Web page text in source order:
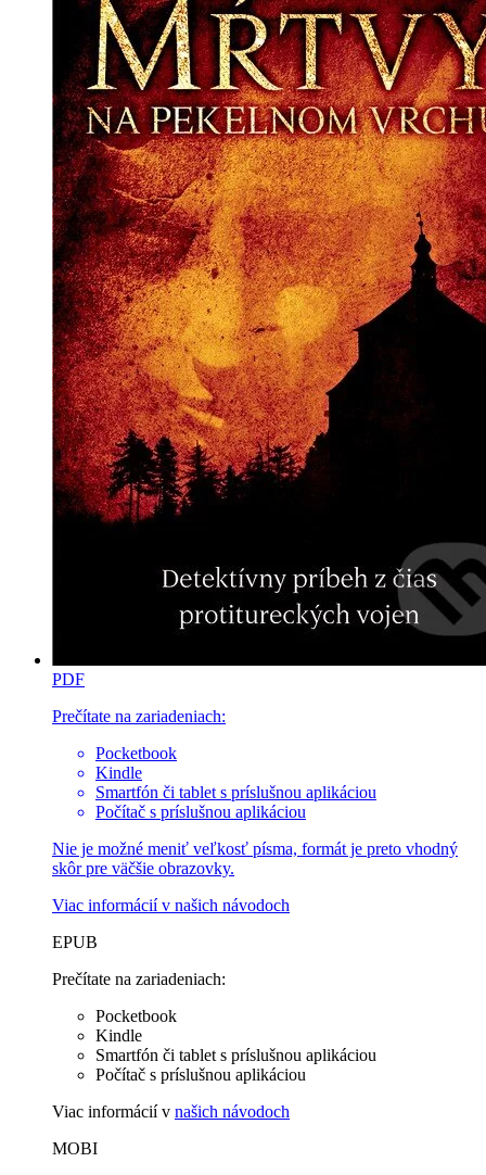
PDF
Prečítate na zariadeniach:
Pocketbook
Kindle
Smartfón či tablet s príslušnou aplikáciou
Počítač s príslušnou aplikáciou
Nie je možné meniť veľkosť písma, formát je preto vhodný
skôr pre väčšie obrazovky.
Viac informácií v našich návodoch
EPUB
Prečítate na zariadeniach:
Pocketbook
Kindle
Smartfón či tablet s príslušnou aplikáciou
Počítač s príslušnou aplikáciou
Viac informácií v našich návodoch
MOBI